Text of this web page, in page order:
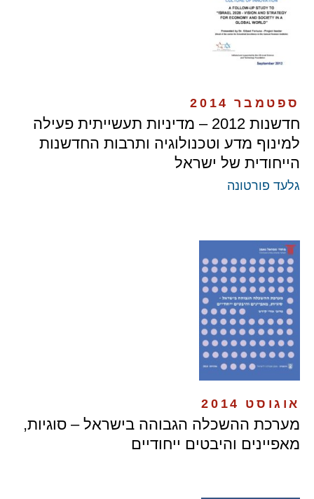
ספטמבר 2014
חדשנות 2012 – מדיניות תעשייתית פעילה
למינוף מדע וטכנולוגיה ותרבות החדשנות
הייחודית של ישראל
גלעד פורטונה
אוגוסט 2014
מערכת ההשכלה הגבוהה בישראל – סוגיות,
מאפיינים והיבטים ייחודיים